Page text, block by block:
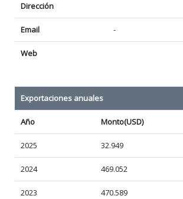
Dirección
Email -
Web
Exportaciones anuales
Año Monto(USD)
2025 32.949
2024 469.052
2023 470.589